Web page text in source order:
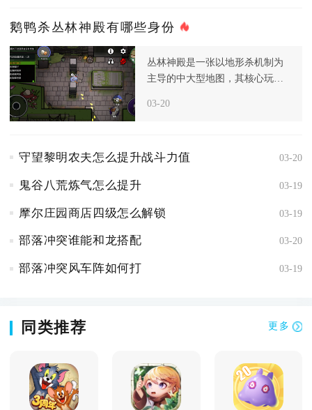
鹅鸭杀丛林神殿有哪些身份
丛林神殿是一张以地形杀机制为
主导的中大型地图，其核心玩法
致命地
03-20
守望黎明农夫怎么提升战斗力值 03-20
鬼谷八荒炼气怎么提升 03-19
摩尔庄园商店四级怎么解锁 03-19
部落冲突谁能和龙搭配 03-20
部落冲突风车阵如何打 03-19
同类推荐 更多